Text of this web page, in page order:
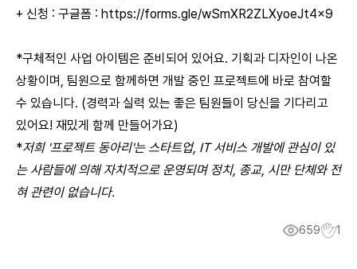
+ 신청 : 구글폼 : https://forms.gle/wSmXR2ZLXyoeJt4x9
*구체적인 사업 아이템은 준비되어 있어요. 기획과 디자인이 나온
상황이며, 팀원으로 함께하면 개발 중인 프로젝트에 바로 참여할
수 있습니다. (경력과 실력 있는 좋은 팀원들이 당신을 기다리고
있어요! 재밌게 함께 만들어가요)
*저희 '프로젝트 동아리'는 스타트업, IT 서비스 개발에 관심이 있
는 사람들에 의해 자치적으로 운영되며 정치, 종교, 시만 단체와 전
혀 관련이 없습니다.
659 1